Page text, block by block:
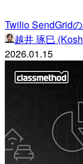
Twilio SendGrid
越井 琢巳
2026.01.15